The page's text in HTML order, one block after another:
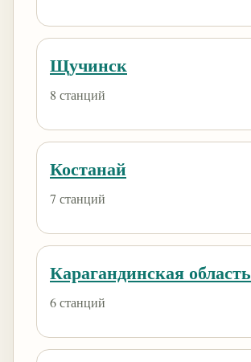
Щучинск
8 станций
Костанай
7 станций
Карагандинская область
6 станций